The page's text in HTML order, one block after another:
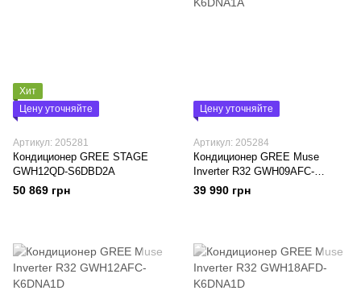
Хит
Цену уточняйте
Артикул: 205281
Кондиционер GREE STAGE
GWH12QD-S6DBD2A
50 869 грн
Цену уточняйте
Артикул: 205284
Кондиционер GREE Muse
Inverter R32 GWH09AFC-
K6DNA1A
39 990 грн